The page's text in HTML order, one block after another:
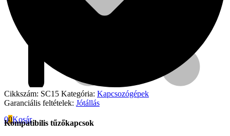
00Kosár
Cikkszám: SC15 Kategória: Kapcsozógépek
Garanciális feltételek: Jótállás
Kompatibilis tűzőkapcsok